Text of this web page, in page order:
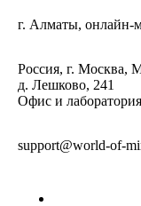
г. Алматы, онлайн-
Россия, г. Москва,
д. Лешково, 241
Офис и
support@world-of-